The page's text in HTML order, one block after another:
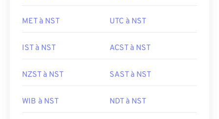
MET à NST UTC à NST
IST à NST ACST à NST
NZST à NST SAST à NST
WIB à NST NDT à NST